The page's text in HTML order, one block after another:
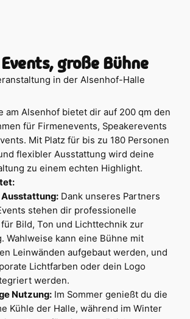
große Bühne
in der Alsenhof-Halle
am Alsenhof bietet dir auf 200 qm den
für Firmenevents, Speakerevents
Mit Platz für bis zu 180 Personen
flexibler Ausstattung wird deine
zu einem echten Highlight.
Ausstattung: Dank unseres Partners
stehen dir professionelle
Bild, Ton und Lichttechnik zur
Wahlweise kann eine Bühne mit
Leinwänden aufgebaut werden, und
Lichtfarben oder dein Logo
werden.
Nutzung: Im Sommer genießt du die
Kühle der Halle, während im Winter